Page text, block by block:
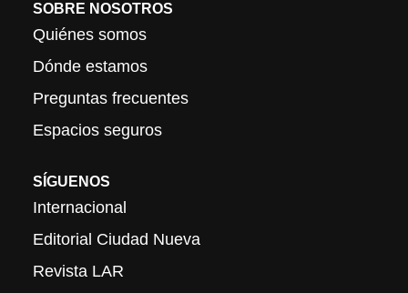
SOBRE NOSOTROS
Quiénes somos
Dónde estamos
Preguntas frecuentes
Espacios seguros
SÍGUENOS
Internacional
Editorial Ciudad Nueva
Revista LAR